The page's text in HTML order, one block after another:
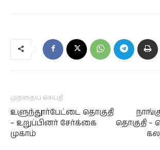
முந்தைய செய்தி
உளுந்தூர்பேட்டை தொகுதி
– உறுப்பினர் சேர்க்கை
முகாம்
தொகுதி –